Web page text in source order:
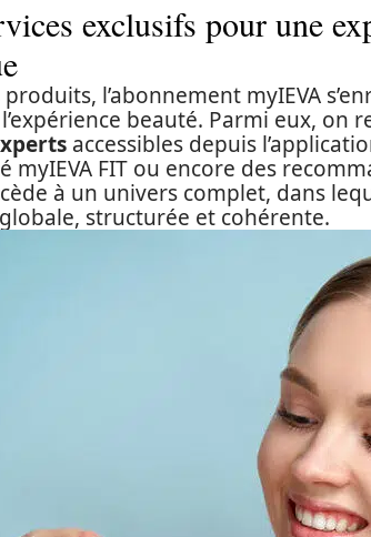
exclusifs pour une
l’abonnement myIEVA
beauté. Parmi eux, on
accessibles depuis
myIEVA FIT ou encore des
à un univers complet, dans
structurée et cohérente.